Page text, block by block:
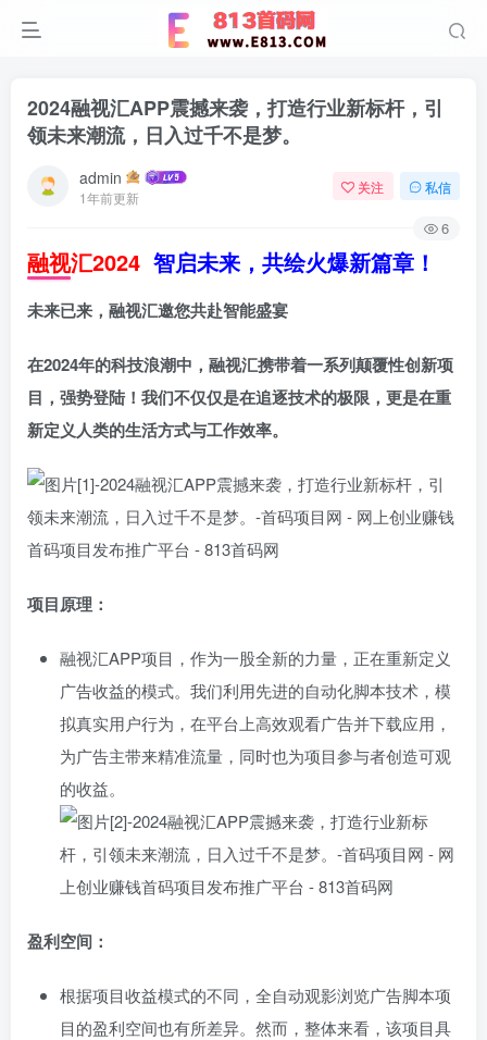
2024融视汇APP震撼来袭，打造行业新标杆，引
领未来潮流，日入过千不是梦。
admin
1年前更新
关注 私信
6
融视汇2024 智启未来，共绘火爆新篇章！
未来已来，融视汇邀您共赴智能盛宴
在2024年的科技浪潮中，融视汇携带着一系列颠覆性创新项
目，强势登陆！我们不仅仅是在追逐技术的极限，更是在重
新定义人类的生活方式与工作效率。
项目原理：
融视汇APP项目，作为一股全新的力量，正在重新定义
广告收益的模式。我们利用先进的自动化脚本技术，模
拟真实用户行为，在平台上高效观看广告并下载应用，
为广告主带来精准流量，同时也为项目参与者创造可观
的收益。
盈利空间：
根据项目收益模式的不同，全自动观影浏览广告脚本项
目的盈利空间也有所差异。然而，整体来看，该项目具